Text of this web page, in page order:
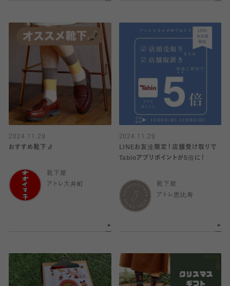
2024.11.29
おすすめ靴下🧦
靴下屋
アトレ大井町
2024.11.29
LINEお友達限定！店舗受け取りで
Tabioアプリポイントが5倍に！
靴下屋
アトレ恵比寿